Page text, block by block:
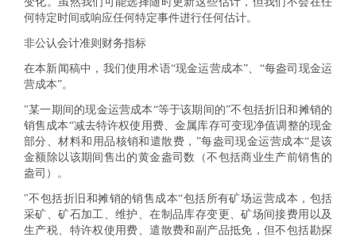
何特定时间或响应任何特定事件进行任何估计。
非公认会计准则财务指标
在本新闻稿中，我们使用术语“现金运营成本”、“每盎司现金运
营成本”。
"某一期间的现金运营成本“等于该期间的”不包括折旧和摊销的
销售成本“减去特许权使用费、金属库存可变现净值调整的现金
部分、材料和用品核销和遣散费，”每盎司现金运营成本“是该
金额除以该期间售出的黄金盎司数（不包括商业生产前销售的
盎司 ）。
"不包括折旧和摊销的销售 成本“包括所有矿场运营成本，包括
采矿、矿石加工、维护、在制品库存变更、矿场间接费用以及
生产税、特许权使用费、遣散费和副产品抵免，但不包括勘探